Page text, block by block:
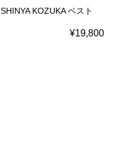
SHINYA KOZUKA ベスト
¥19,800